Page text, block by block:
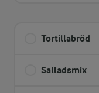
Tortillabröd
Salladsmix